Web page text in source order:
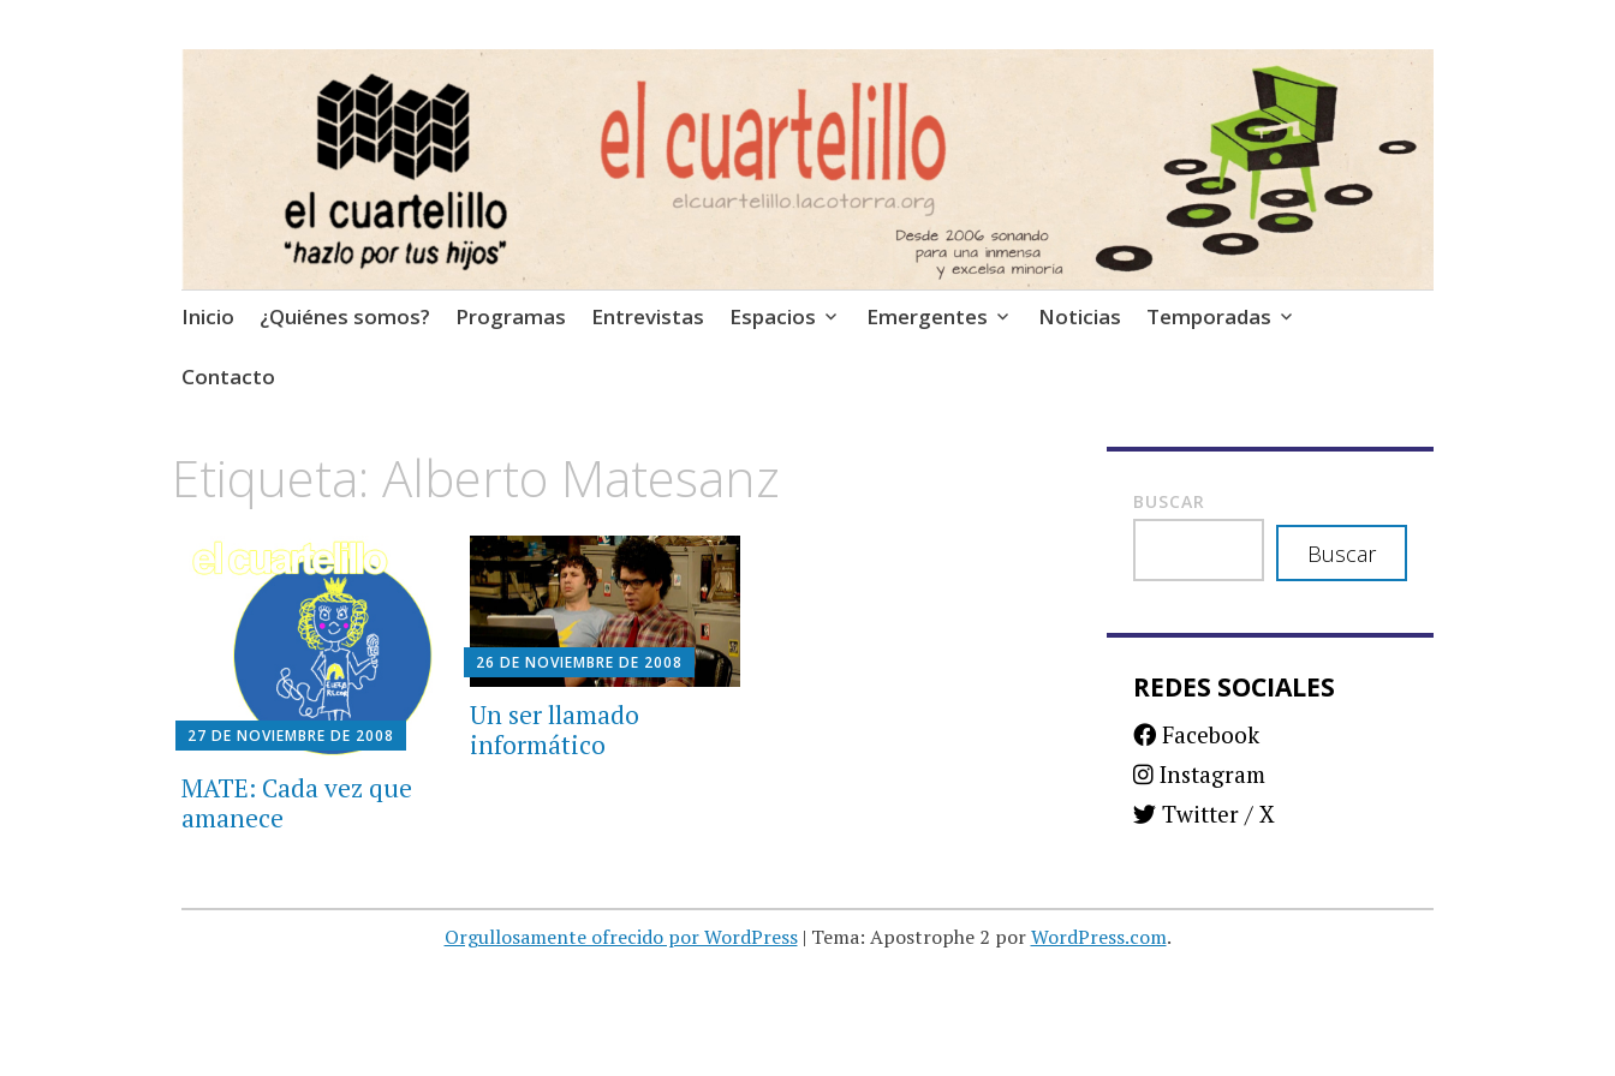
El Cuartelillo
Programa de radio de música independiente. Podcast
Saltar
contenido
Inicio ¿Quiénes somos? Programas Entrevistas Espacios Emergentes Noticias Temporadas
Contacto
Etiqueta: Alberto Matesanz
27 DE NOVIEMBRE DE 2008
MATE: Cada vez que
amanece
26 DE NOVIEMBRE DE 2008
Un ser llamado
informático
BUSCAR
Buscar
REDES SOCIALES
Facebook
Instagram
Twitter / X
Orgullosamente ofrecido por WordPress | Tema: Apostrophe 2 porWordPress.com.